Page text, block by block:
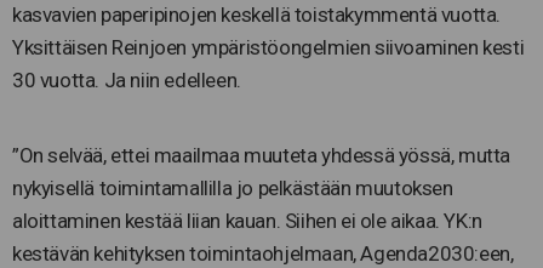
kasvavien paperipinojen keskellä toistakymmentä vuotta.
Yksittäisen Reinjoen ympäristöongelmien siivoaminen kesti
30 vuotta. Ja niin edelleen.
”On selvää, ettei maailmaa muuteta yhdessä yössä, mutta
nykyisellä toimintamallilla jo pelkästään muutoksen
aloittaminen kestää liian kauan. Siihen ei ole aikaa. YK:n
kestävän kehityksen toimintaohjelmaan, Agenda2030:een,